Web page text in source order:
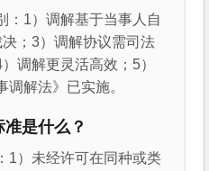
：1）调解基于当事人自
；3）调解协议需司法
调解更灵活高效；5）
调解法》已实施。
是什么？
1）未经许可在同种或类